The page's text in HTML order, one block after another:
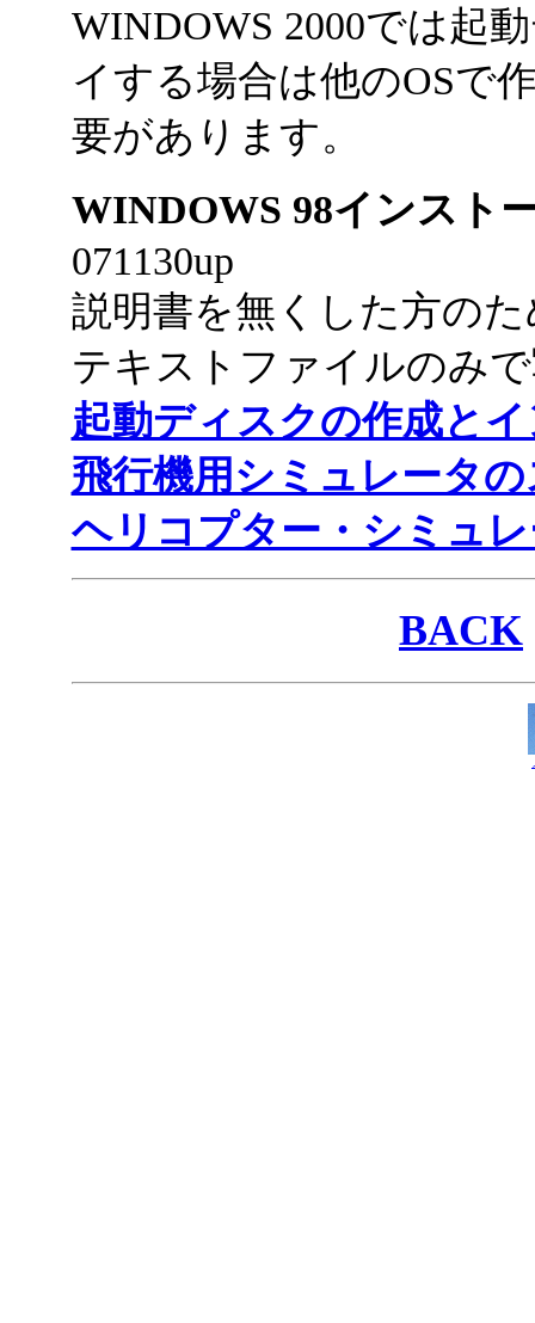
WINDOWS 2000では起
イする場合は他のOSで
要があります。
WINDOWS 98インスト
071130up
説明書を無くした方の
テキストファイルのみ
起動ディスクの作成と
飛行機用シミュレータ
ヘリコプター・シミュ
BACK